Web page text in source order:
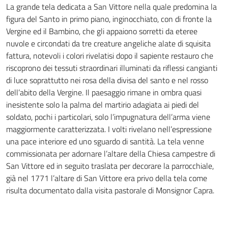
La grande tela dedicata a San Vittore nella quale predomina la
figura del Santo in primo piano, inginocchiato, con di fronte la
Vergine ed il Bambino, che gli appaiono sorretti da eteree
nuvole e circondati da tre creature angeliche alate di squisita
fattura, notevoli i colori rivelatisi dopo il sapiente restauro che
riscoprono dei tessuti straordinari illuminati da riflessi cangianti
di luce soprattutto nei rosa della divisa del santo e nel rosso
dell’abito della Vergine. Il paesaggio rimane in ombra quasi
inesistente solo la palma del martirio adagiata ai piedi del
soldato, pochi i particolari, solo l’impugnatura dell’arma viene
maggiormente caratterizzata. I volti rivelano nell’espressione
una pace interiore ed uno sguardo di santità. La tela venne
commissionata per adornare l’altare della Chiesa campestre di
San Vittore ed in seguito traslata per decorare la parrocchiale,
già nel 1771 l’altare di San Vittore era privo della tela come
risulta documentato dalla visita pastorale di Monsignor Capra.